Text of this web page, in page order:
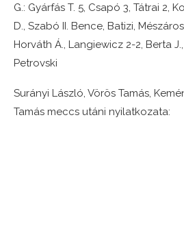
G.: Gyárfás T. 5, Csapó 3, Tátrai 2,
D., Szabó II. Bence, Batizi,
Horváth Á., Langiewicz 2-2, Berta
Petrovski
Surányi László, Vörös Tamás,
Tamás meccs utáni nyilatkozata: